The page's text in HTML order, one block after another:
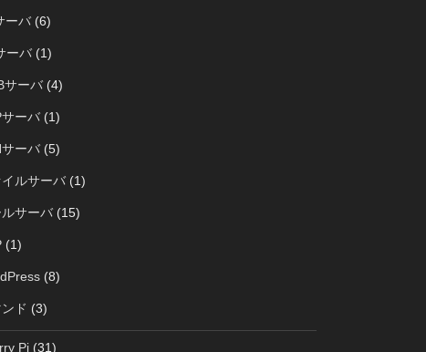
ーバ(6)
ーバ(1)
サーバ(4)
ーバ(1)
ーバ(5)
ルサーバ(1)
ルサーバ(15)
(1)
(8)
ド (3)
Pi(31)